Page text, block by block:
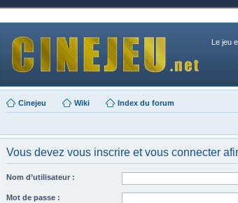
Le jeu
Cinejeu Wiki Index du forum
Vous devez vous inscrire et vous connecter
Nom d’utilisateur :
Mot de passe :